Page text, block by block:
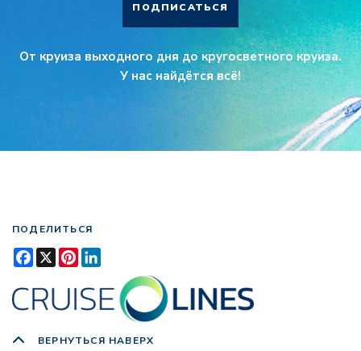
ПОДПИСАТЬСЯ
От круиза выходного дня до кругосветного круиза.
У нас найдётся всё!
ПОДЕЛИТЬСЯ
Facebook
X Pinterest
ВЕРНУТЬСЯ НАВЕРХ